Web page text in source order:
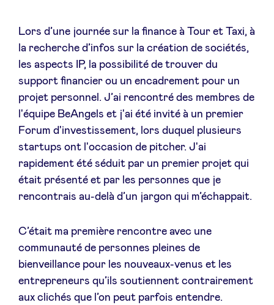
BeAngels Academy
BeAngels Luxemburg
NXT Brussels - Investeerders groep
Pooling Services
Sponsors
Privacy Policy
BeAngels x PMV
Lors d’une journée sur la finance à Tour et Taxi, à
la recherche d’infos sur la création de sociétés,
les aspects IP, la possibilité de trouver du
support financier ou un encadrement pour un
projet personnel. J’ai rencontré des membres de
l'équipe BeAngels et j'ai été invité à un premier
Forum d'investissement, lors duquel plusieurs
startups ont l'occasion de pitcher. J'ai
rapidement été séduit par un premier projet qui
était présenté et par les personnes que je
rencontrais au-delà d’un jargon qui m’échappait.
C’était ma première rencontre avec une
communauté de personnes pleines de
bienveillance pour les nouveaux-venus et les
entrepreneurs qu’ils soutiennent contrairement
aux clichés que l’on peut parfois entendre.